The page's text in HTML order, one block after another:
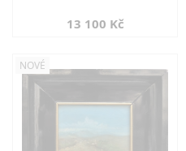
13 100 Kč
NOVÉ